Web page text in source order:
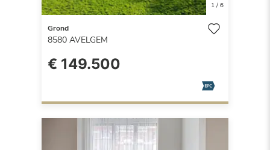
1/ 6
Grond
8580 AVELGEM
€ 149.500